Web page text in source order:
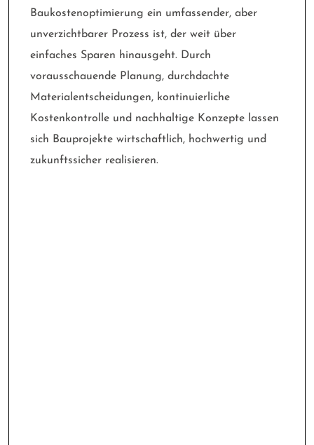
Baukostenoptimierung ein umfassender, aber
unverzichtbarer Prozess ist, der weit über
einfaches Sparen hinausgeht. Durch
vorausschauende Planung, durchdachte
Materialentscheidungen, kontinuierliche
Kostenkontrolle und nachhaltige Konzepte lassen
sich Bauprojekte wirtschaftlich, hochwertig und
zukunftssicher realisieren.